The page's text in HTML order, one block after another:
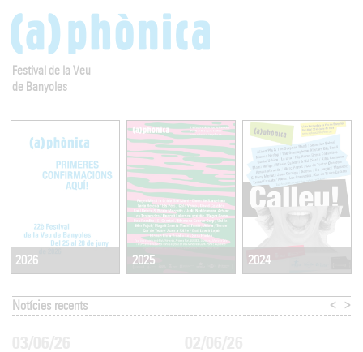
Festival de la Veu
de Banyoles
2026 2025 2024
Notícies recents < >